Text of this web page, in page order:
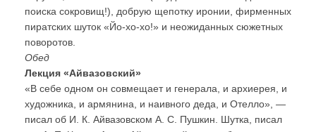
поиска сокровищ!), добрую щепотку иронии, фирменных
пиратских шуток «Йо-хо-хо!» и неожиданных сюжетных
поворотов.
Обед
Лекция «Айвазовский»
«В себе одном он совмещает и генерала, и архиерея, и
художника, и армянина, и наивного деда, и Отелло», —
писал об И. К. Айвазовском А. С. Пушкин. Шутка, писал